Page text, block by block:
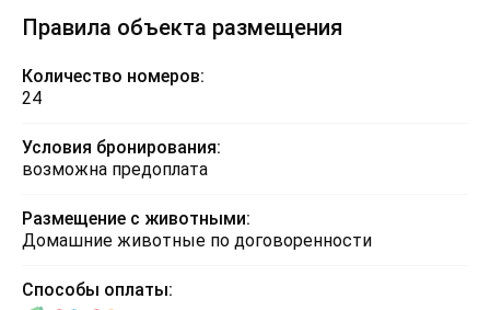
Правила объекта размещения
Количество номеров:
24
Условия бронирования:
возможна предоплата
Размещение с животными:
Домашние животные по договоренности
Способы оплаты: